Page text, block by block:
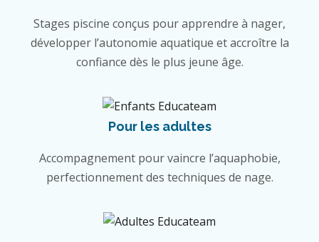
Stages piscine conçus pour apprendre à nager,
développer l’autonomie aquatique et accroître la
confiance dès le plus jeune âge.
Pour les adultes
Accompagnement pour vaincre l’aquaphobie,
perfectionnement des techniques de nage.